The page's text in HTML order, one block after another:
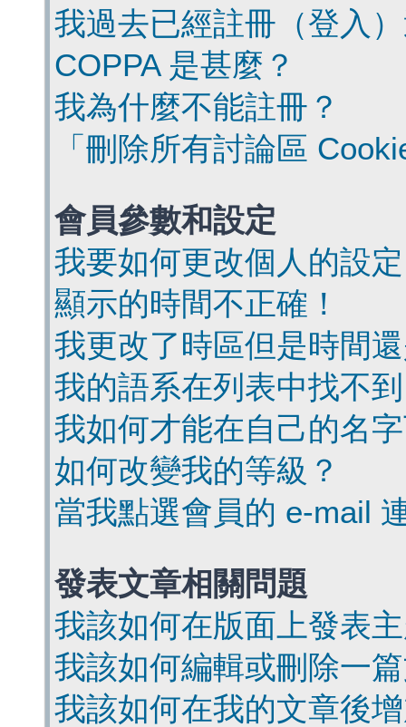
我過去已經註冊（登入
COPPA 是甚麼？
我為什麼不能註冊？
「刪除所有討論區
會員參數和設定
我要如何更改個人的設
顯示的時間不正確！
我更改了時區但是時間
我的語系在列表中找不
我如何才能在自己的名
如何改變我的等級？
當我點選會員的 e-mail
發表文章相關問題
我該如何在版面上發表
我該如何編輯或刪除一
我該如何在我的文章後